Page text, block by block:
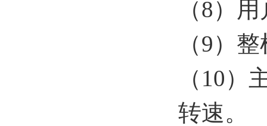
（8）
（9）
（10
转速。